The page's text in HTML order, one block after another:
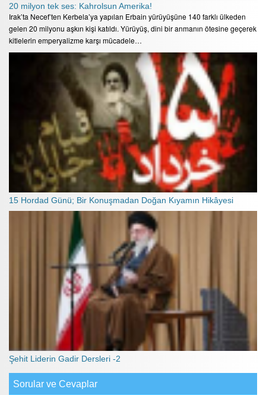
20 milyon tek ses: Kahrolsun Amerika!
Irak’ta Necef’ten Kerbela’ya yapılan Erbain yürüyüşüne 140 farklı ülkeden
gelen 20 milyonu aşkın kişi katıldı. Yürüyüş, dini bir anmanın ötesine geçerek
kitlelerin emperyalizme karşı mücadele…
15 Hordad Günü; Bir Konuşmadan Doğan Kıyamın Hikâyesi
Şehit Liderin Gadir Dersleri -2
Sorular ve Cevaplar